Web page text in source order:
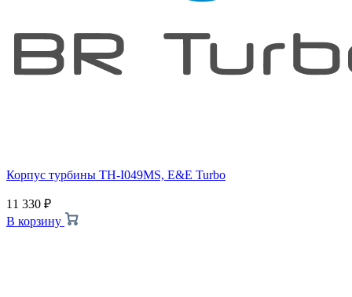
Корпус турбины TH-I049MS, E&E Turbo
11 330 ₽
В корзину